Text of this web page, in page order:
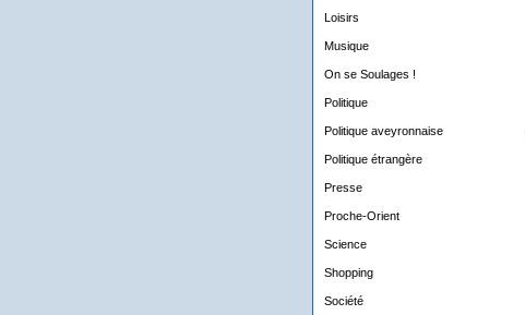
Loisirs
Musique
On se Soulages !
Politique
Politique aveyronnaise
Politique étrangère
Presse
Proche-Orient
Science
Shopping
Société